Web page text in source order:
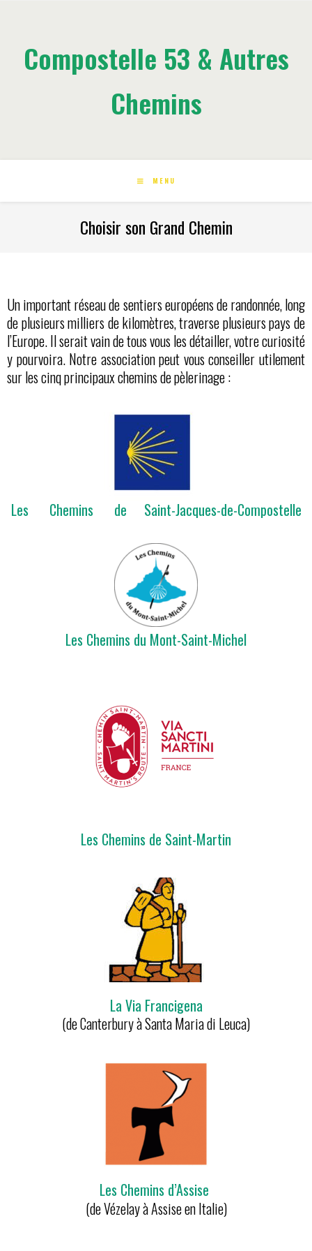
Compostelle 53 & Autres
Chemins
MENU
Choisir son Grand Chemin
Un important réseau de sentiers européens de randonnée, long
de plusieurs milliers de kilomètres, traverse plusieurs pays de
l’Europe. Il serait vain de tous vous les détailler, votre curiosité
y pourvoira. Notre association peut vous conseiller utilement
sur les cinq principaux chemins de pèlerinage :
Les Chemins de Saint-Jacques-de-Compostelle
Les Chemins du Mont-Saint-Michel
Les Chemins de Saint-Martin
La Via Francigena
(de Canterbury à Santa Maria di Leuca)
Les Chemins d’Assise
(de Vézelay à Assise en Italie)